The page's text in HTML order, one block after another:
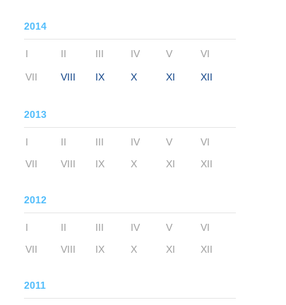
2014
I II III IV V VI
VII VIII IX X XI XII
2013
I II III IV V
VI
VII
VIII IX X XI XII
2012
I II III IV V
VI
VII
VIII IX X XI XII
2011